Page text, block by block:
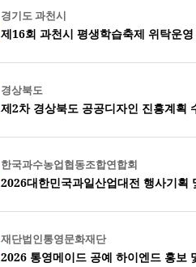
경기도 과천시
제16회 과천시 평생학습축제 위탁운
경상북도
제2차 경상북도 공공디자인 진흥계획
한국과수농업협동조합연합회
2026대한민국과일산업대전 행사기획
재단법인통영문화재단
2026 통영메이드 공예 하이엔드 홍보